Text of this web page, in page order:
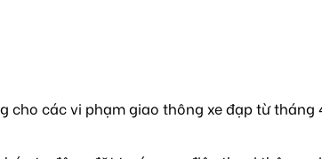
cho các vi phạm giao thông xe đạp từ tháng